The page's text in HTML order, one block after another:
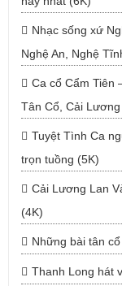
Nhạc sống xứ
Nghệ An, Nghệ
Ca cổ Cẩm Tiên
Tân Cổ, Cải
Tuyệt Tình Ca
trọn tuồng (5K)
Cải Lương Lan
(4K)
Những bài tân
Thanh Long hát